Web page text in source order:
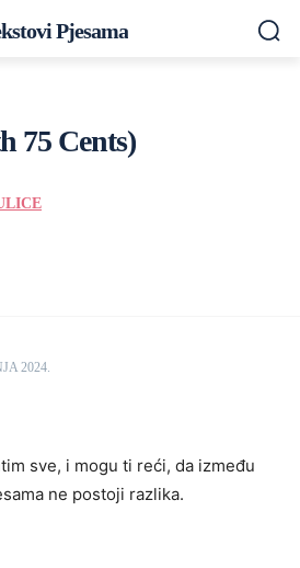
Pjesama
75 Cents)
2024.
sve, i mogu ti reći, da između
ne postoji razlika.